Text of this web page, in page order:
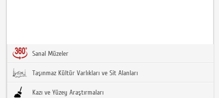
Sanal Müzeler
Taşınmaz Kültür Varlıkları ve Sit Alanları
Kazı ve Yüzey Araştırmaları